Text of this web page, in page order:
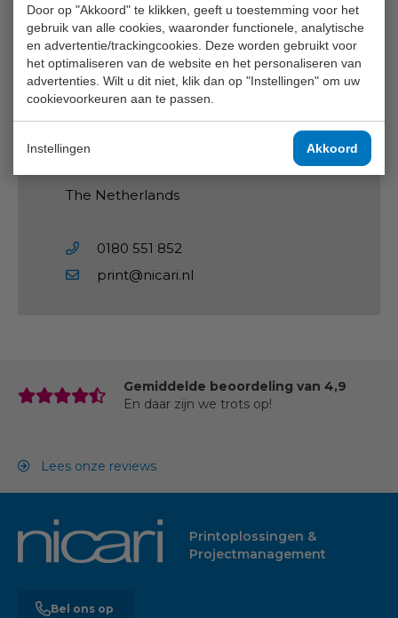
Door op "Akkoord" te klikken, geeft u toestemming voor het
gebruik van alle cookies, waaronder functionele, analytische
en advertentie/trackingcookies. Deze worden gebruikt voor
het optimaliseren van de website en het personaliseren van
advertenties. Wilt u dit niet, klik dan op "Instellingen" om uw
cookievoorkeuren aan te passen.
Instellingen Akkoord
Verzenden
Contactgegevens
The Netherlands
0180 551 852
print@nicari.nl
Gemiddelde beoordeling van 4,9
En daar zijn we trots op!
Lees onze reviews
Printoplossingen &
Projectmanagement
Bel ons op